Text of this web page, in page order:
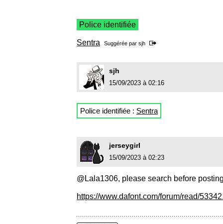
Police identifiée
Sentra Suggérée par sjh
sjh
15/09/2023 à 02:16
Police identifiée : Sentra
jerseygirl
15/09/2023 à 02:23
@Lala1306, please search before
https://www.dafont.com/forum/read/